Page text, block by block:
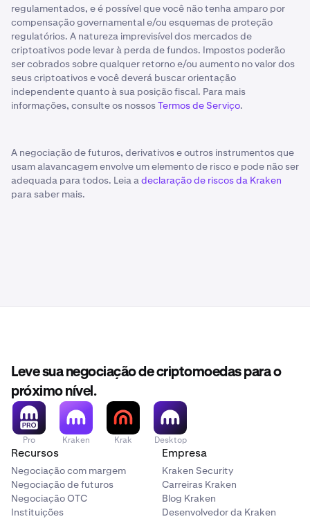
regulamentados, e é possível que você não tenha amparo por
compensação governamental e/ou esquemas de proteção
regulatórios. A natureza imprevisível dos mercados de
criptoativos pode levar à perda de fundos. Impostos poderão
ser cobrados sobre qualquer retorno e/ou aumento no valor dos
seus criptoativos e você deverá buscar orientação
independente quanto à sua posição fiscal. Para mais
informações, consulte os nossosTermos de Serviço.
A negociação de futuros, derivativos e outros instrumentos que
usam alavancagem envolve um elemento de risco e pode não ser
adequada para todos. Leia adeclaração de riscos da Kraken
para saber mais.
Leve sua negociação de criptomoedas para o
próximo nível.
Pro Kraken Krak Desktop
Recursos
Negociação com margem
Negociação de futuros
Negociação OTC
Instituições
Empresa
Kraken Security
Carreiras Kraken
Blog Kraken
Desenvolvedor da Kraken